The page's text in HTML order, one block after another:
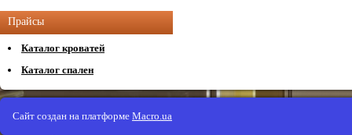
Прайсы
Каталог кроватей
Каталог спален
Сайт создан на платформе Macro.ua